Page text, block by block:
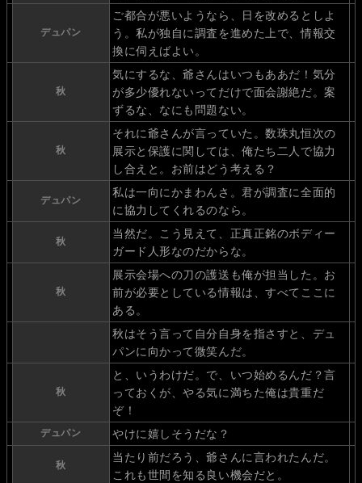
デュパン
ご都合が悪いようなら、日を改めるとしよ
う。私が独自に調査を進めた上で、情報交
換に伺えばよい。
秋
気にするな、爺さんはいつもああだ！気分
が多少優れないってだけで面会謝絶だ。案
ずるな、なにも問題ない。
秋
それに爺さんが言っていた。数珠丸恒次の
展示と保護に関しては、俺たち二人で協力
し合えと。お前はどう考える？
デュパン
私は一向にかまわんさ。君が調査に全面的
に協力してくれるのなら。
秋
当然だ。こう見えて、正真正銘のボディー
ガード人形なのだからな。
秋
展示会場への刀の護送も俺が担当した。お
前が必要としている情報は、すべてここに
ある。
秋はそう言って自分自身を指さすと、デュ
パンに向かって微笑んだ。
秋
と、いうわけだ。で、いつ始めるんだ？言
っておくが、やる気に満ちた俺は貴重だ
ぞ！
デュパン やけに嬉しそうだな？
秋
当たり前だろう、爺さんに言われたんだ。
これも世間を知る良い機会だと。